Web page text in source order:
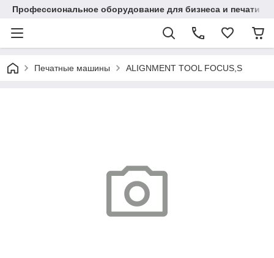
Профессиональное оборудование для бизнеса и печати в
Печатные машины ALIGNMENT TOOL FOCUS,S